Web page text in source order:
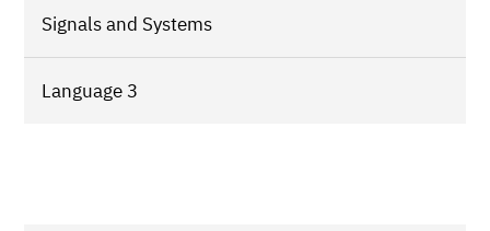
Signals and Systems
Language 3